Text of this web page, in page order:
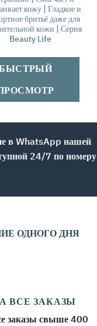
кожу | Гладкое и
бритьё даже для
кожи | Серия
Beauty Life
в WhatsApp нашей
24/7 по номеру
ОДНОГО ДНЯ
ВСЕ ЗАКАЗЫ
заказы свыше 400